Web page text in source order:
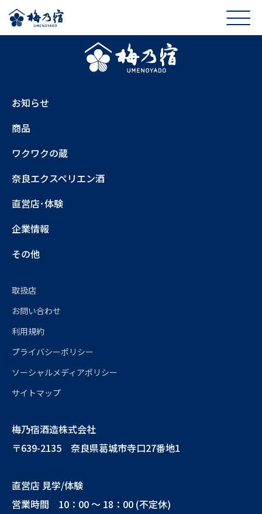
お知らせ
商品
ワクワクの蔵
奈良エクスペリエン酒
直営店･体験
企業情報
その他
取扱店
お問い合わせ
利用規約
プライバシーポリシー
ソーシャルメディアポリシー
サイトマップ
梅乃宿酒造株式会社
〒639-2135 奈良県葛城市寺口27番地1
直営店 見学/体験
営業時間 10：00 ～ 18：00 (不定休)